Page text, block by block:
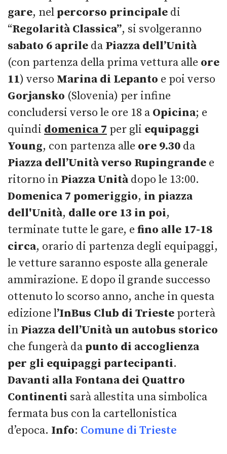
gare, nel percorso principale di
“Regolarità Classica”, si svolgeranno
sabato 6 aprile da Piazza dell’Unità
(con partenza della prima vettura alle ore
11) verso Marina di Lepanto e poi verso
Gorjansko (Slovenia) per infine
concludersi verso le ore 18 a Opicina; e
quindi domenica 7 per gli equipaggi
Young, con partenza alle ore 9.30 da
Piazza dell’Unità verso Rupingrande e
ritorno in Piazza Unitàdopo le 13:00.
Domenica 7 pomeriggio, in piazza
dell'Unità, dalle ore 13 in poi,
terminate tutte le gare, e fino alle 17-18
circa, orario di partenza degli equipaggi,
le vetture saranno esposte alla generale
ammirazione. E dopo il grande successo
ottenuto lo scorso anno, anche in questa
edizione l’InBus Club di Trieste porterà
in Piazza dell’Unitàun autobus storico
che fungerà da punto di accoglienza
per gli equipaggi partecipanti.
Davanti alla Fontana dei Quattro
Continenti sarà allestita una simbolica
fermata bus con la cartellonistica
d’epoca. Info: Comune di Trieste